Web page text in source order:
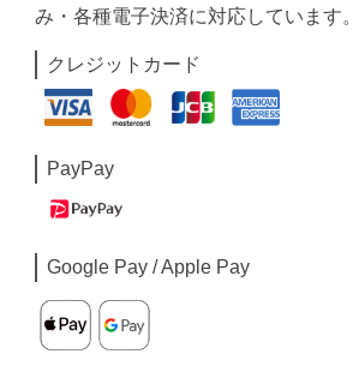
み・各種電子決済に対応しています。
クレジットカード
PayPay
Google Pay / Apple Pay